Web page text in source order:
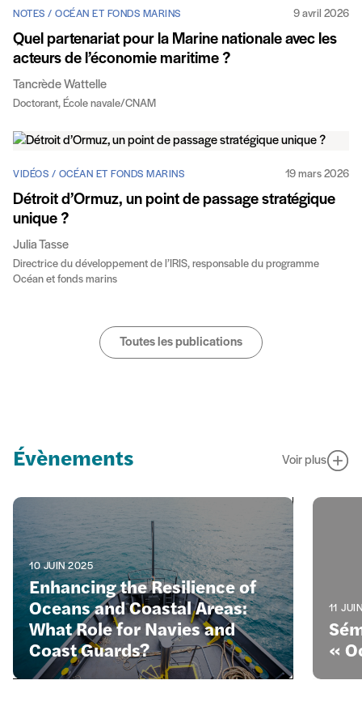
NOTES / OCÉAN ET FONDS MARINS 9 avril 2026
Quel partenariat pour la Marine nationale avec les
acteurs de l’économie maritime ?
Tancrède Wattelle
Doctorant, École navale/CNAM
VIDÉOS / OCÉAN ET FONDS MARINS 19 mars 2026
Détroit d’Ormuz, un point de passage stratégique
unique ?
Julia Tasse
Directrice du développement de l’IRIS, responsable du programme
Océan et fonds marins
Toutes les publications
Évènements Voir plus
10 JUIN 2025
Enhancing the Resilience of
Oceans and Coastal Areas:
What Role for Navies and
Coast Guards?
11
«